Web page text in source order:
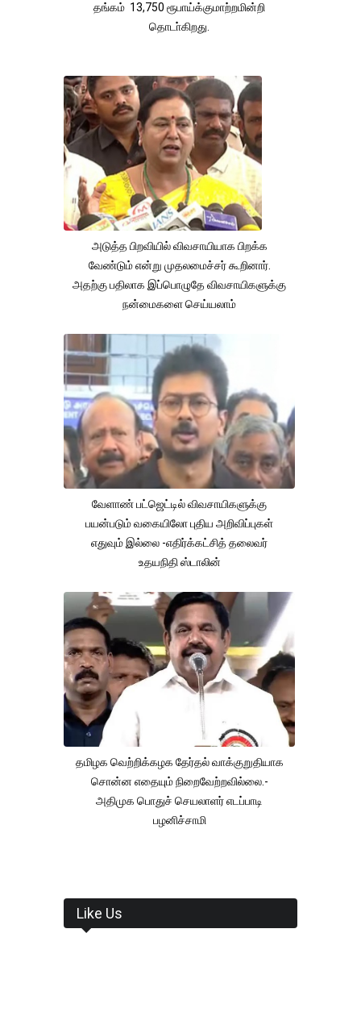
தங்கம் 13,750 ரூபாய்க்குமாற்றமின்றி
தொடா்கிறது.
அடுத்த பிறவியில் விவசாயியாக பிறக்க
வேண்டும் என்று முதலமைச்சர் கூறினார்.
அதற்கு பதிலாக இப்பொழுதே விவசாயிகளுக்கு
நன்மைகளை செய்யலாம்
வேளாண் பட்ஜெட்டில் விவசாயிகளுக்கு
பயன்படும் வகையிலோ புதிய அறிவிப்புகள்
எதுவும் இல்லை -எதிர்க்கட்சித் தலைவர்
உதயநிதி ஸ்டாலின்
தமிழக வெற்றிக்கழக தேர்தல் வாக்குறுதியாக
சொன்ன எதையும் நிறைவேற்றவில்லை.-
அதிமுக பொதுச் செயலாளர் எடப்பாடி
பழனிச்சாமி
Like Us